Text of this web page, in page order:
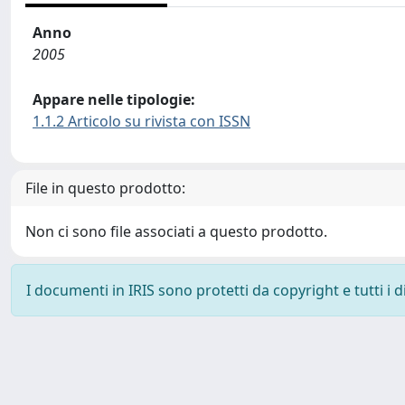
Anno
2005
Appare nelle tipologie:
1.1.2 Articolo su rivista con ISSN
File in questo prodotto:
Non ci sono file associati a questo prodotto.
I documenti in IRIS sono protetti da copyright e tutti i